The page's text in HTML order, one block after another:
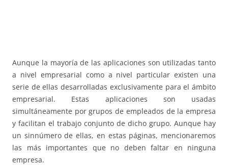
Aunque la mayoría de las aplicaciones son utilizadas tanto
a nivel empresarial como a nivel particular existen una
serie de ellas desarrolladas exclusivamente para el ámbito
empresarial. Estas aplicaciones son usadas
simultáneamente por grupos de empleados de la empresa
y facilitan el trabajo conjunto de dicho grupo. Aunque hay
un sinnúmero de ellas, en estas páginas, mencionaremos
las más importantes que no deben faltar en ninguna
empresa.